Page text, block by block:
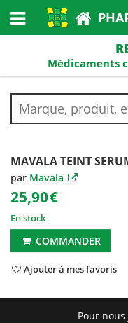
Médicaments
MAVALA TEINT
par Mavala
25,90€
En stock
COMMANDER
Ajouter à mes favoris
Pour